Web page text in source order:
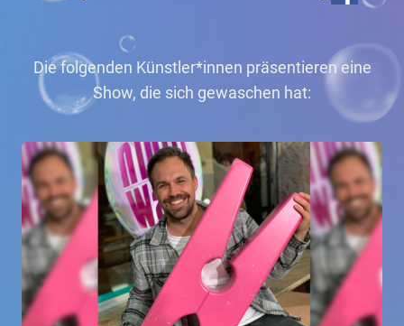
Die folgenden Künstler*innen präsentieren eine
Show, die sich gewaschen hat: